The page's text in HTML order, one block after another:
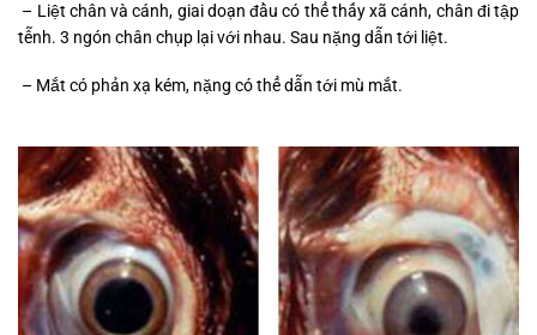
– Liệt chân và cánh, giai doạn đầu có thể thấy xã cánh, chân đi tập
tễnh. 3 ngón chân chụp lại với nhau. Sau nặng dẫn tới liệt.
– Mắt có phản xạ kém, nặng có thể dẫn tới mù mắt.